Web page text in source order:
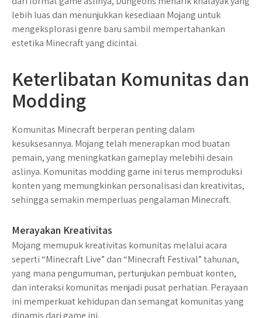
lebih luas dan menunjukkan kesediaan Mojang untuk
mengeksplorasi genre baru sambil mempertahankan
estetika Minecraft yang dicintai.
Keterlibatan Komunitas dan
Modding
Komunitas Minecraft berperan penting dalam
kesuksesannya. Mojang telah menerapkan mod buatan
pemain, yang meningkatkan gameplay melebihi desain
aslinya. Komunitas modding game ini terus memproduksi
konten yang memungkinkan personalisasi dan kreativitas,
sehingga semakin memperluas pengalaman Minecraft.
Merayakan Kreativitas
Mojang memupuk kreativitas komunitas melalui acara
seperti “Minecraft Live” dan “Minecraft Festival” tahunan,
yang mana pengumuman, pertunjukan pembuat konten,
dan interaksi komunitas menjadi pusat perhatian. Perayaan
ini memperkuat kehidupan dan semangat komunitas yang
dinamis dari game ini.